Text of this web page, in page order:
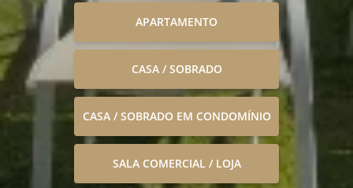
APARTAMENTO
CASA / SOBRADO
CASA / SOBRADO EM CONDOMÍNIO
SALA COMERCIAL / LOJA